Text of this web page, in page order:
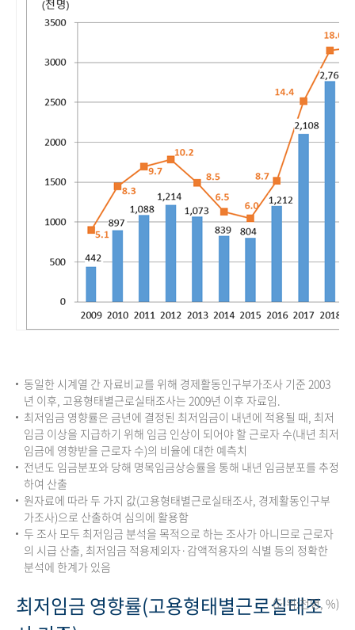
동일한 시계열 간 자료비교를 위해 경제활동인구부가조사 기준 2003
년 이후, 고용형태별근로실태조사는 2009년 이후 자료임.
최저임금 영향률은 금년에 결정된 최저임금이 내년에 적용될 때, 최저
임금 이상을 지급하기 위해 임금 인상이 되어야 할 근로자 수(내년 최저
임금에 영향받을 근로자 수)의 비율에 대한 예측치
전년도 임금분포와 당해 명목임금상승률을 통해 내년 임금분포를 추정
하여 산출
원자료에 따라 두 가지 값(고용형태별근로실태조사, 경제활동인구부
가조사)으로 산출하여 심의에 활용함
두 조사 모두 최저임금 분석을 목적으로 하는 조사가 아니므로 근로자
의 시급 산출, 최저임금 적용제외자·감액적용자의 식별 등의 정확한
분석에 한계가 있음
최저임금 영향률(고용형태별근로실태조
(단위:천명, %)